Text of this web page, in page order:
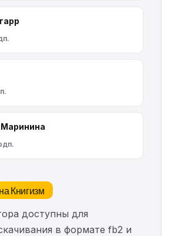
Книгизм
доступны для
в формате fb2 и